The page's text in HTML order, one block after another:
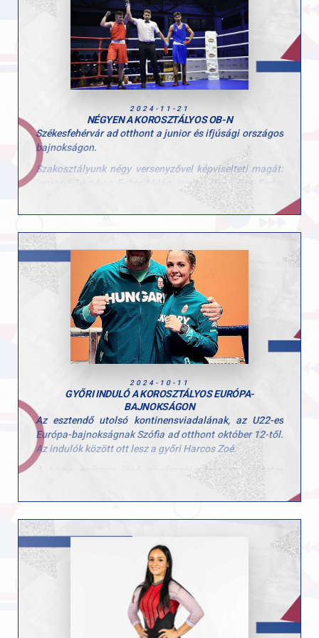
klubunk.
2024-11-21
NÉGYEN A KOROSZTÁLYOS OB-N
Székesfehérvár ad otthont a junior és ifjúsági országos
bajnokságon.
Szakosztályunk négy versenyzővel képviselteti magát:
junior 57 kg-ban Fehér Milán, junior 75 kg-ban Fedor
Ákos, ifi 71 kg-ban Kollár Áron, ifi 80 kg-ban Bakacs
Ernő lép szorítóba.
Mint azt Nagy Zoltán vezetőedző elmondta: Kollár
Áronnak van a legnagyobb esélye a jó eredménye,
válogatottként a győzelem sem elérhetetlen. Bakacs
Ernőtől is jó eredmény várható, a két juniortól pedig
tisztes helytállás, rajtuk nincs eredménykényszer.
2024-10-11
GYŐRI INDULÓ A KOROSZTÁLYOS EURÓPA-
BAJNOKSÁGON
Az esztendő utolsó kontinensviadalának, az U22-es
Európa-bajnokságnak Szófia ad otthont október 12-től.
Az indulók között ott lesz a győri Harcos Zoé.
A torna egészen jövő vasárnapig tart. Az előzetes
nevezések alapján 34 ország részvétele várható majd a
bolgár fővárosban. A mezőny nem lesz kicsi és
U22-es Európa-bajnokságon.
Összesen 19 magyar ökölvívó lép majd a kötelek közé,
egyikük a Győri AC saját nevelésű bokszolója, Harcos
Zoé, aki a nők 60 kg-os súlycsoportjában versenyez
„Zoé több éve bokszol, nagy tehetség. Sajnos a tavalyi
magyar bajnokság nem sikerült neki túl jól, de aztán